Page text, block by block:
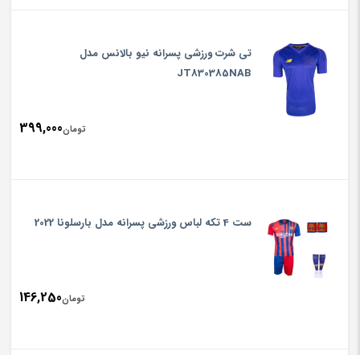
تی شرت ورزشی پسرانه نیو بالانس مدل
JT830385NAB
تومان399,000
ست 4 تکه لباس ورزشی پسرانه مدل بارسلونا 2022
تومان146,250